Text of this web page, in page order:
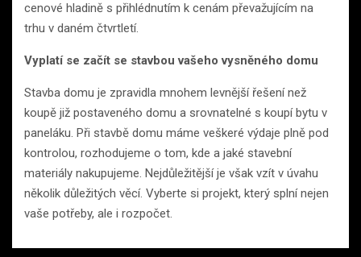
cenové hladině s přihlédnutím k cenám převažujícím na
trhu v daném čtvrtletí.
Vyplatí se začít se stavbou vašeho vysněného domu
Stavba domu je zpravidla mnohem levnější řešení než
koupě již postaveného domu a srovnatelné s koupí bytu v
paneláku. Při stavbě domu máme veškeré výdaje plně pod
kontrolou, rozhodujeme o tom, kde a jaké stavební
materiály nakupujeme. Nejdůležitější je však vzít v úvahu
několik důležitých věcí. Vyberte si projekt, který splní nejen
vaše potřeby, ale i rozpočet.